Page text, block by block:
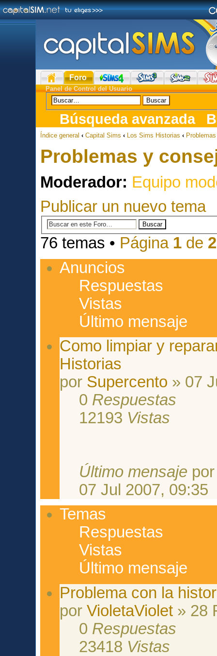
Foro
Panel de Control del Usuario
Búsqueda avanzada
Índice general ‹ Capital Sims ‹ Los Sims Historias ‹
Problemas y
Moderador: Equipo
Publicar un nuevo tema
76 temas • Página 1 de 2
Anuncios
Respuestas
Vistas
Último mensaje
Como limpiar y
Historias
por Supercento » 07
0 Respuestas
12193 Vistas
Último mensaje
07 Jul 2007, 09:35
Temas
Respuestas
Vistas
Último mensaje
Problema con la
porVioletaViolet » 28
0 Respuestas
23418 Vistas